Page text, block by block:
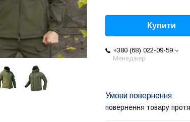
Купити
+380 (68) 022-09-59
Менеджер
повернення товару